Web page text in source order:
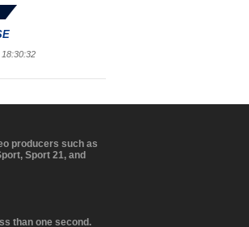
producers such as
Sport 21, and
than one second.